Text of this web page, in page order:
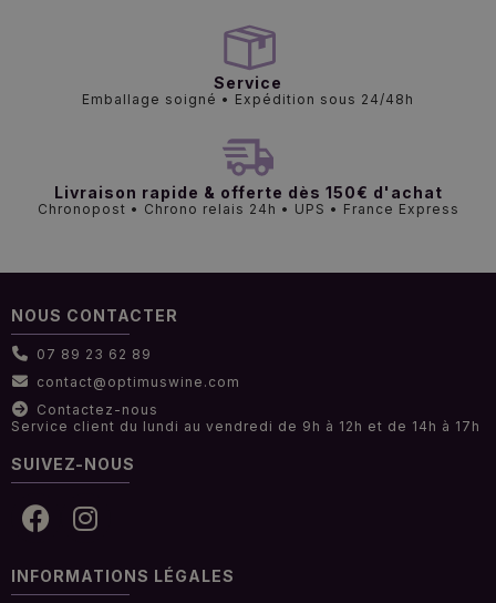
Service
Emballage soigné • Expédition sous 24/48h
Livraison rapide & offerte dès 150€ d'achat
Chronopost • Chrono relais 24h • UPS • France Express
NOUS CONTACTER
07 89 23 62 89
contact@optimuswine.com
Contactez-nous
Service client du lundi au vendredi de 9h à 12h et de 14h à 17h
SUIVEZ-NOUS
INFORMATIONS LÉGALES